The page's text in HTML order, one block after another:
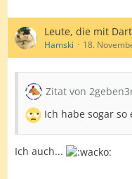
Leute, die mit
Hamski 18.
Zitat von
Ich habe sogar
Ich auch...